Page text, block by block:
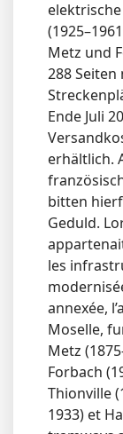
Metz und
288 Seiten
Ende Juli
erhältlich.
bitten
Geduld.
les
annexée,
Moselle,
Metz
Forbach
Thionville
1933) et